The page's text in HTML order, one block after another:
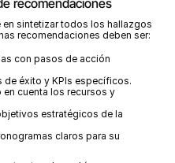
recomendaciones
sintetizar todos los hallazgos
recomendaciones deben ser:
con pasos de acción
de éxito y KPIs específicos.
en cuenta los recursos y
estratégicos de la
claros para su